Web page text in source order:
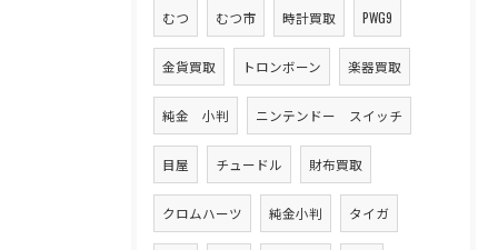
むつ むつ市 時計買取 PWG9
金貨買取 トロンボーン 楽器買取
純金 小判 ニンテンドー スイッチ
目屋 チュードル 財布買取
クロムハーツ 純金小判 タイガ